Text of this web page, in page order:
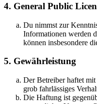
4. General Public
Du nimmst zur
Informationen werden
können insbesondere
5. Gewährleistung
Der Betreiber haftet
grob fahrlässiges
Die Haftung ist